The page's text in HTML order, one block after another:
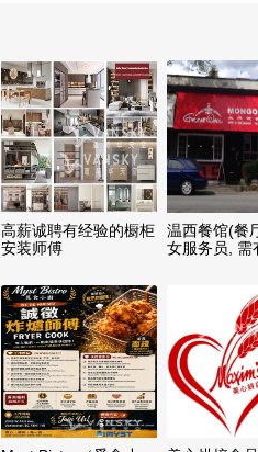
高薪诚聘有经验的橱柜
安装师傅
温西餐馆(餐
女服务员, 需